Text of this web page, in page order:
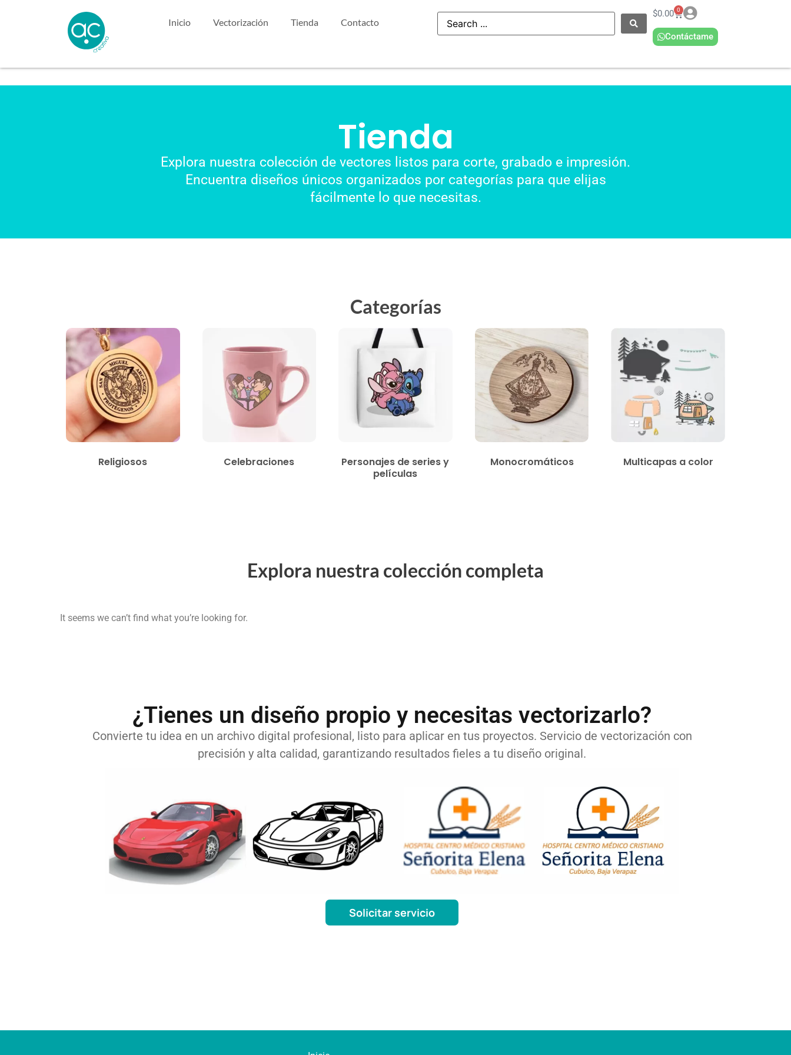
Inicio Vectorización Tienda Contacto
$0.00 0
Contáctame
Tienda
Explora nuestra colección de vectores listos para corte, grabado e impresión.
Encuentra diseños únicos organizados por categorías para que elijas
fácilmente lo que necesitas.
Categorías
Religiosos Celebraciones
Personajes de series y
películas
Monocromáticos Multicapas a color
Explora nuestra colección completa
It seems we can’t find what you’re looking for.
¿Tienes un diseño propio y necesitas vectorizarlo?
Convierte tu idea en un archivo digital profesional, listo para aplicar en tus proyectos. Servicio de vectorización con
precisión y alta calidad, garantizando resultados fieles a tu diseño original.
Solicitar servicio